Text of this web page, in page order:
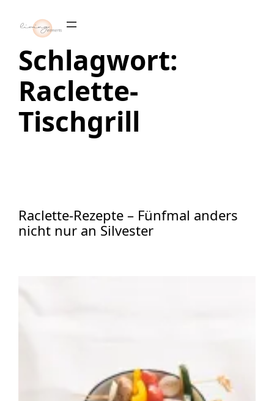
Inhalt
springen
Schlagwort:
Raclette-
Tischgrill
Raclette-Rezepte – Fünfmal anders
nicht nur an Silvester